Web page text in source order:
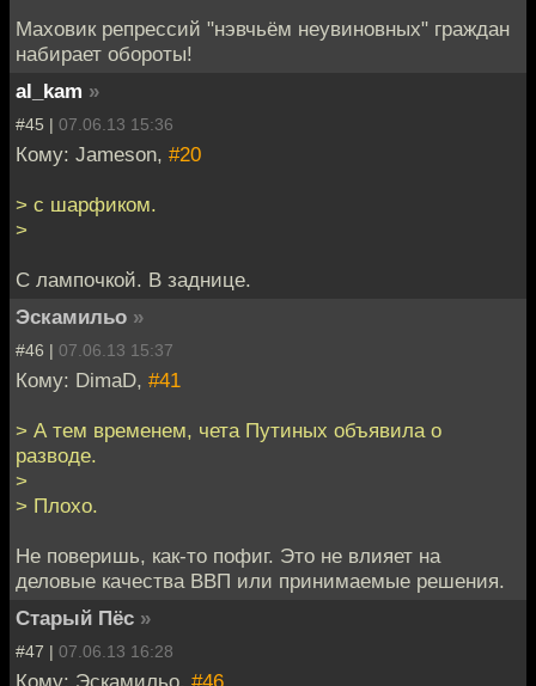
Маховик репрессий "нэвчьём неувиновных" граждан
набирает обороты!
al_kam »
#45 | 07.06.13 15:36
Кому: Jameson, #20
> с шарфиком.
>
С лампочкой. В заднице.
Эскамильо »
#46 | 07.06.13 15:37
Кому: DimaD, #41
> А тем временем, чета Путиных объявила о
разводе.
>
> Плохо.
Не поверишь, как-то пофиг. Это не влияет на
деловые качества ВВП или принимаемые решения.
Старый Пёс »
#47 | 07.06.13 16:28